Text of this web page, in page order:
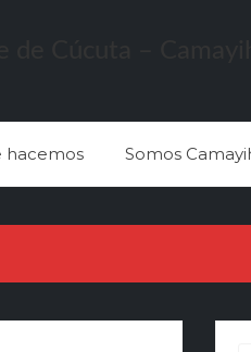
hacemos Somos